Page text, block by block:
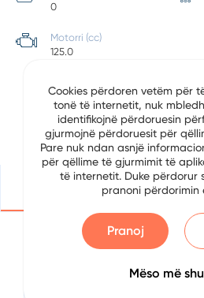
0
Motorri (cc)
125.0
Një Cilindër
Ftohja
Ajër
Detajet
Cookies përdoren vetëm për
tonë të internetit, nuk
identifikojnë përdoruesin
gjurmojnë përdoruesit për
Pare nuk ndan asnjë
për qëllime të gjurmimit të
të internetit. Duke përdorur
pranoni përdorimin
Pranoj
Mëso më